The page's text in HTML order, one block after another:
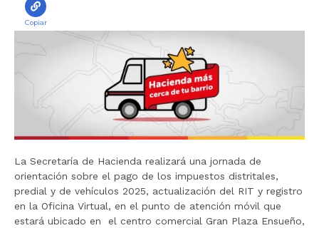
Copiar
La Secretaría de Hacienda realizará una jornada de
orientación sobre el pago de los impuestos distritales,
predial y de vehículos 2025, actualización del RIT y registro
en la Oficina Virtual, en el punto de atención móvil que
estará ubicado en el centro comercial Gran Plaza Ensueño,